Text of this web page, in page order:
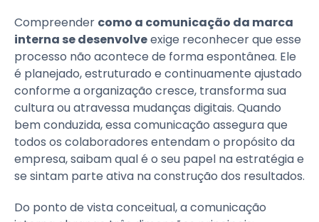
Compreender como a comunicação da marca
interna se desenvolveexige reconhecer que esse
processo não acontece de forma espontânea. Ele
é planejado, estruturado e continuamente ajustado
conforme a organização cresce, transforma sua
cultura ou atravessa mudanças digitais. Quando
bem conduzida, essa comunicação assegura que
todos os colaboradores entendam o propósito da
empresa, saibam qual é o seu papel na estratégia e
se sintam parte ativa na construção dos resultados.
Do ponto de vista conceitual, a comunicação